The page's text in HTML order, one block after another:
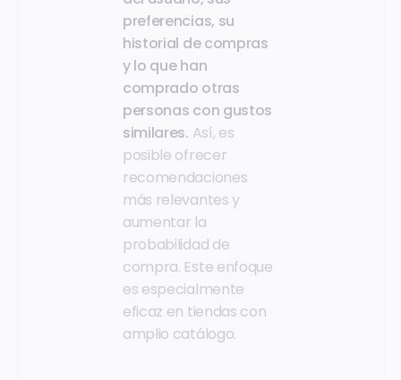
preferencias, su
historial de compras
y lo que han
comprado otras
personas con gustos
similares. Así, es
posible ofrecer
recomendaciones
más relevantes y
aumentar la
probabilidad de
compra. Este enfoque
es especialmente
eficaz en tiendas con
amplio catálogo.